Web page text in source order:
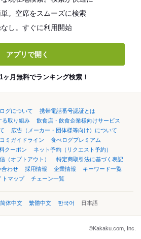
。空席をスムーズに検索
し。すぐに利用開始
アプリで開く
ヶ月無料でランキング検索！
グについて
携帯電話番号認証とは
る取り組み
飲食店・飲食企業様向けサービス
広告（メーカー・団体様等向け）について
ミガイドライン
食べログプレミアム
クーポン
ネット予約（リクエスト予約）
（オプトアウト）
特定商取引法に基づく表記
合わせ 採用情報 企業情報
キーワード一覧
トマップ
チェーン一覧
简体中文 繁體中文 한국어 日本語
©Kakaku.com, Inc.